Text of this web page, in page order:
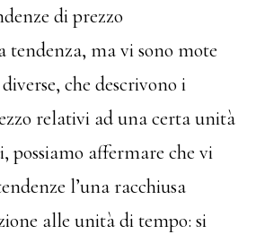
di prezzo
tendenza, ma vi sono mote
che descrivono i
relativi ad una certa unità
possiamo affermare che vi
l’una racchiusa
alle unità di tempo: si